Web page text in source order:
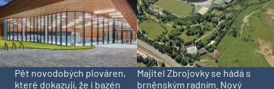
Pět novodobých plováren,
které dokazují, že i bazén
Majitel Zbrojovky se hádá s
brněnským radním. Nový